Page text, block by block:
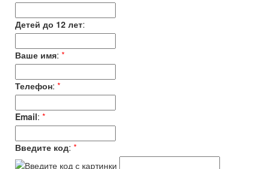
Детей до 12 лет:
Ваше имя: *
Телефон: *
Email: *
Введите код: *